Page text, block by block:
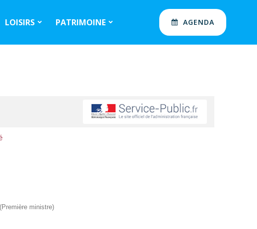
LOISIRS PATRIMOINE AGENDA
ministre)